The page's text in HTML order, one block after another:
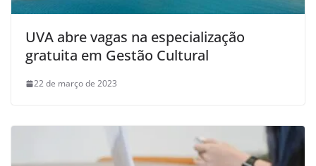
UVA abre vagas na especialização
gratuita em Gestão Cultural
22 de março de 2023